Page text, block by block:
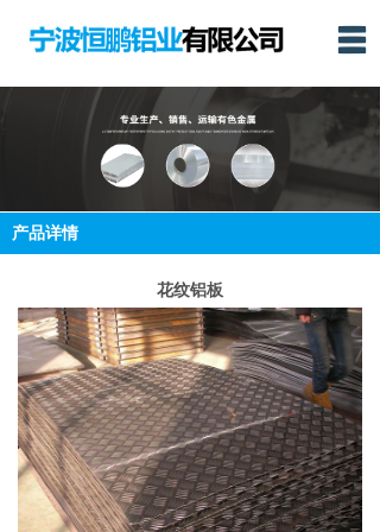
公司简介
产品展示
新闻动态
English
产品详情
花纹铝板